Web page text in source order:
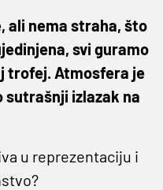
ali nema straha, što
svi guramo
trofej. Atmosfera je
sutrašnji izlazak na
u reprezentaciju i